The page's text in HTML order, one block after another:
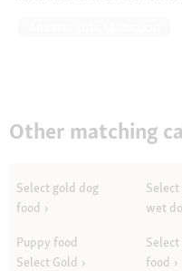
Other matching
Select gold dog
food
Select
wet
Puppy food
Select Gold
food